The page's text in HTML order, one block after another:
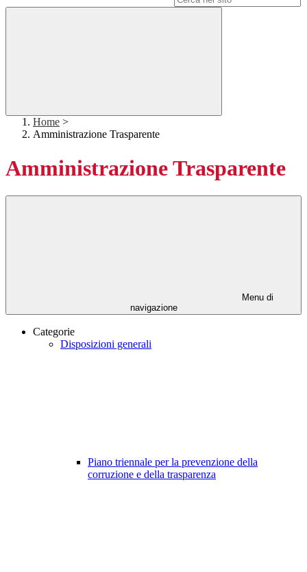
Home >
Amministrazione Trasparente
Amministrazione Trasparente
Menu di
navigazione
Categorie
Disposizioni generali
Piano triennale per la prevenzione della
corruzione e della trasparenza